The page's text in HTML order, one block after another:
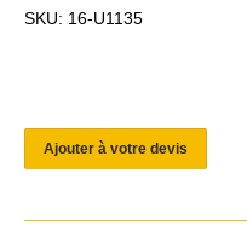
SKU: 16-U1135
Ajouter à votre devis